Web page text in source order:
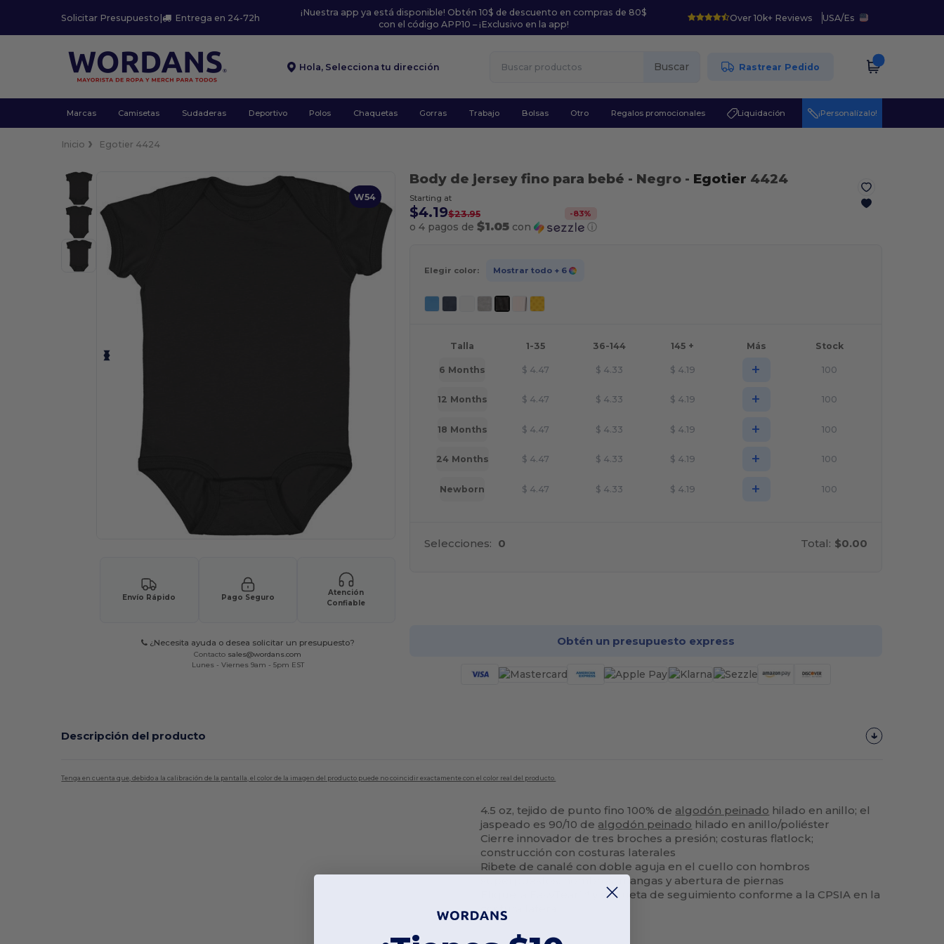
Solicitar Presupuesto | Entrega en 24-72h
¡Nuestra app ya está disponible! Obtén 10$ de descuento en compras de 80$
con el código APP10 – ¡Exclusivo en la app!
Over 10k+ Reviews USA/Es
Hola, Selecciona tu dirección Buscar Rastrear Pedido
Marcas Camisetas Sudaderas Deportivo Polos Chaquetas Gorras Trabajo Bolsas Otro Regalos promocionales Liquidación ¡Personalízalo!
Inicio Egotier 4424
W54
Envío Rápido Pago Seguro
Atención
Confiable
¿Necesita ayuda o desea solicitar un presupuesto?
Contacto sales@wordans.com
Lunes - Viernes 9am - 5pm EST
Body de jersey fino para bebé - Negro- Egotier 4424
Starting at
$4.19$23.95 -83%
o 4 pagos de $1.05con ⓘ
Elegir color: Mostrar todo + 6
Talla 1-35 36-144 145 + Más Stock
6 Months $ 4.47 $ 4.33 $ 4.19 + 100
12 Months $ 4.47 $ 4.33 $ 4.19 + 100
18 Months $ 4.47 $ 4.33 $ 4.19 + 100
24 Months $ 4.47 $ 4.33 $ 4.19 + 100
Newborn $ 4.47 $ 4.33 $ 4.19 + 100
Selecciones: 0 Total: $0.00
Obtén un presupuesto express
Descripción del producto
Tenga en cuenta que, debido a la calibración de la pantalla, el color de la imagen del producto puede no coincidir exactamente con el color real del producto.
4.5 oz, tejido de punto fino 100% de algodón peinado hilado en anillo; el
jaspeado es 90/10 de algodón peinado hilado en anillo/poliéster
Cierre innovador de tres broches a presión; costuras flatlock;
construcción con costuras laterales
Ribete de canalé con doble aguja en el cuello con hombros
superpuestos, hombros, mangas y abertura de piernas
Etiqueta EasyTear™ y etiqueta de seguimiento conforme a la CPSIA en la
costura lateral